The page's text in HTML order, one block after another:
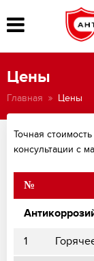
Цены
Главная Цены
Точная
консультации с
№
1